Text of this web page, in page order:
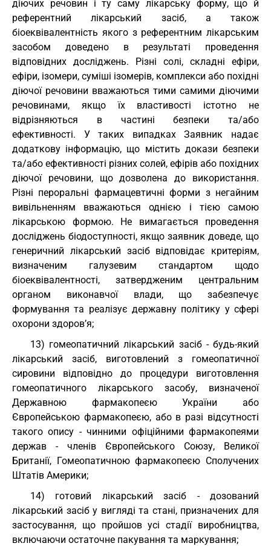
діючих речовин і ту саму лікарську форму, що й
референтний лікарський засіб, а також
біоеквівалентність якого з референтним лікарським
засобом доведено в результаті проведення
відповідних досліджень. Різні солі, складні ефіри,
ефіри, ізомери, суміші ізомерів, комплекси або похідні
діючої речовини вважаються тими самими діючими
речовинами, якщо їх властивості істотно не
відрізняються в частині безпеки та/або
ефективності. У таких випадках Заявник надає
додаткову інформацію, що містить докази безпеки
та/або ефективності різних солей, ефірів або похідних
діючої речовини, що дозволена до використання.
Різні пероральні фармацевтичні форми з негайним
вивільненням вважаються однією і тією самою
лікарською формою. Не вимагається проведення
досліджень біодоступності, якщо заявник доведе, що
генеричний лікарський засіб відповідає критеріям,
визначеним галузевим стандартом щодо
біоеквівалентності, затвердженим центральним
органом виконавчої влади, що забезпечує
формування та реалізує державну політику у сфері
охорони здоров’я;
13) гомеопатичний лікарський засіб - будь-який
лікарський засіб, виготовлений з гомеопатичної
сировини відповідно до процедури виготовлення
гомеопатичного лікарського засобу, визначеної
Державною фармакопеєю України або
Європейською фармакопеєю, або в разі відсутності
такого опису - чинними офіційними фармакопеями
держав - членів Європейського Союзу, Великої
Британії, Гомеопатичною фармакопеєю Сполучених
Штатів Америки;
14) готовий лікарський засіб - дозований
лікарський засіб у вигляді та стані, призначених для
застосування, що пройшов усі стадії виробництва,
включаючи остаточне пакування та маркування;